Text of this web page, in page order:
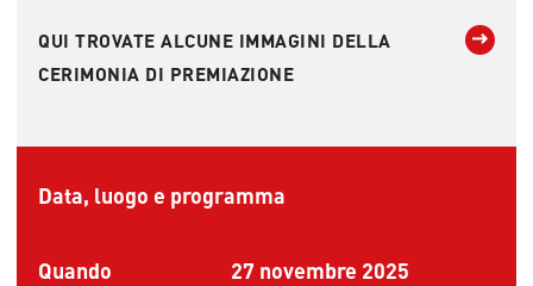
QUI TROVATE ALCUNE IMMAGINI DELLA
CERIMONIA DI PREMIAZIONE
Data, luogo e programma
Quando
27 novembre 2025